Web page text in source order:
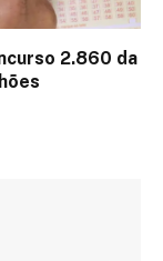
2.860 da